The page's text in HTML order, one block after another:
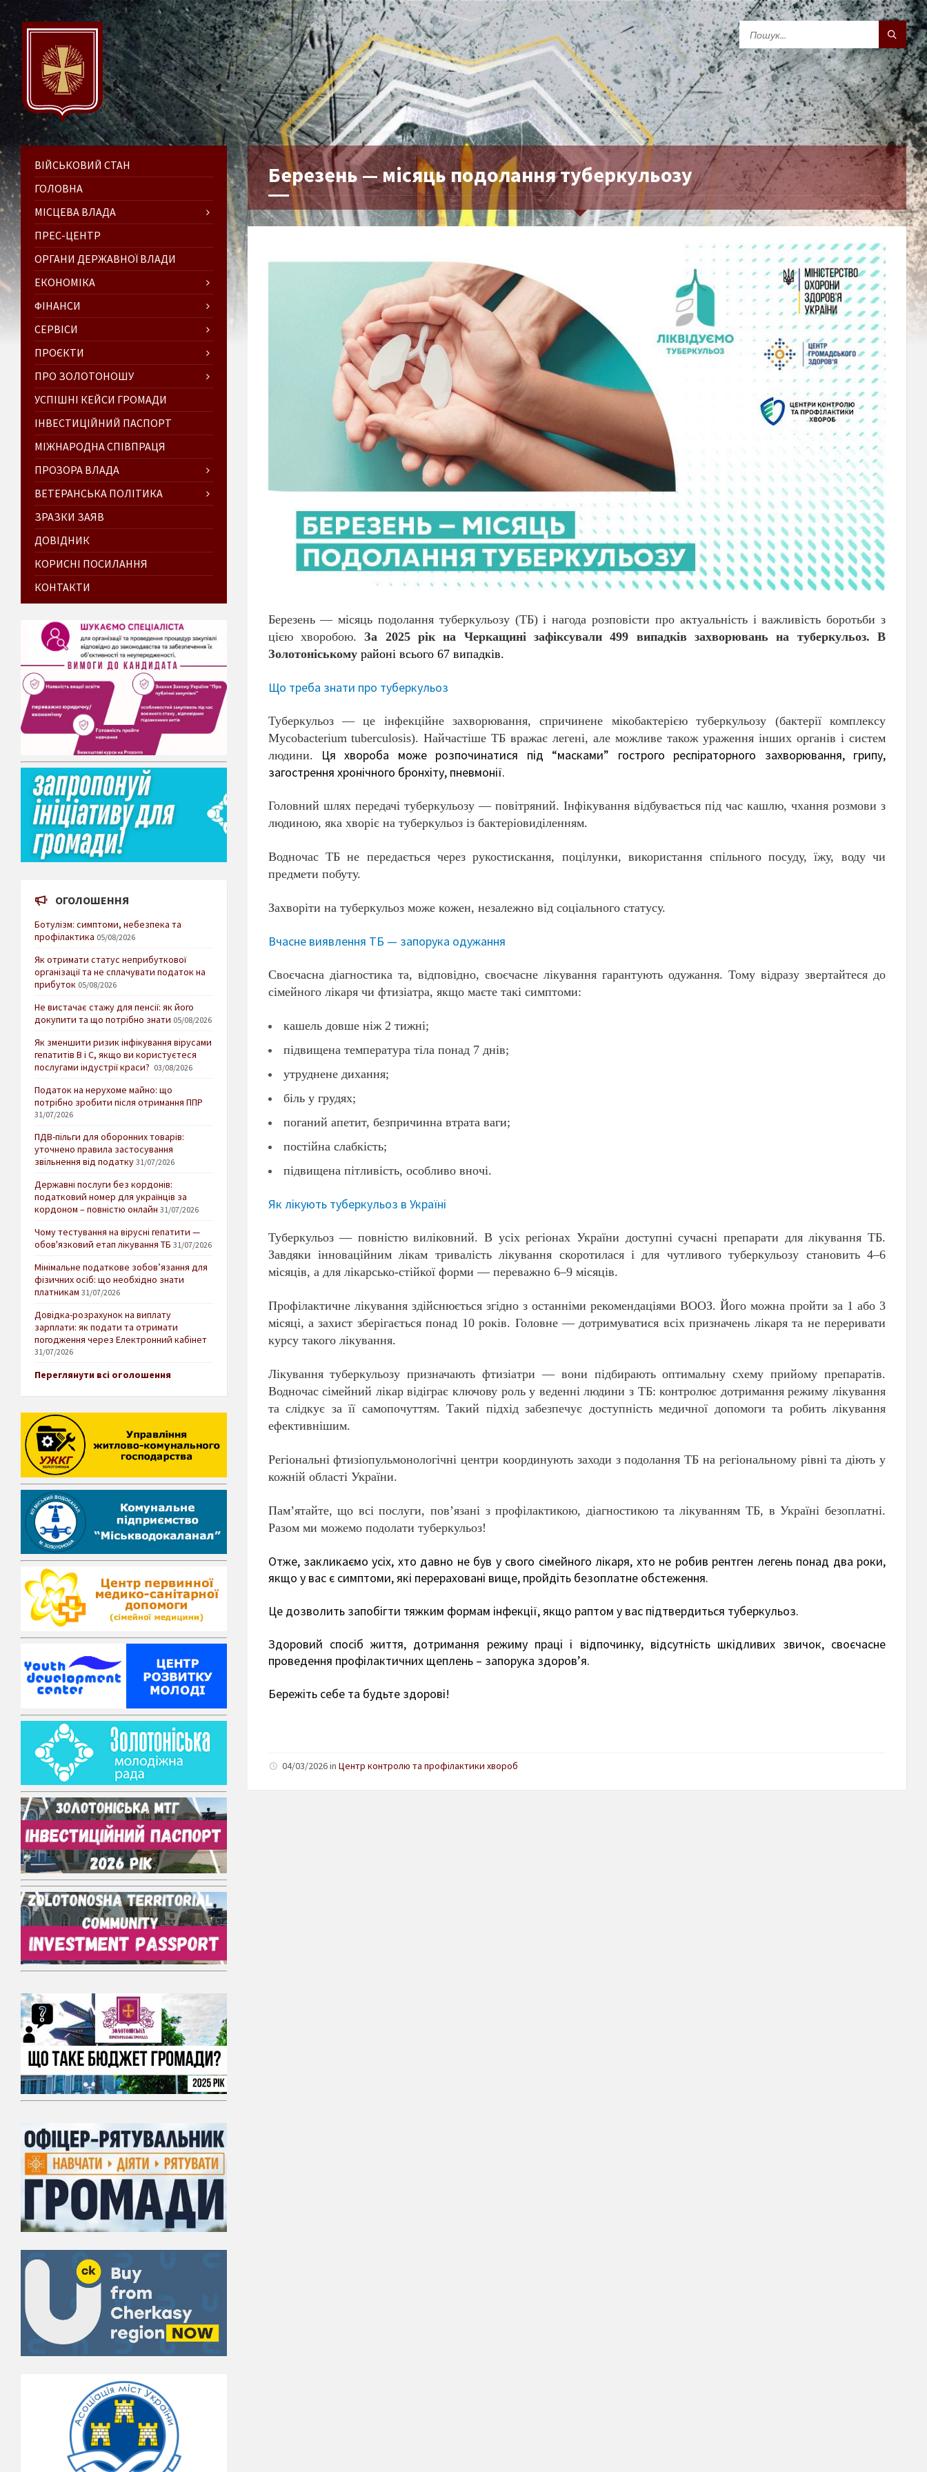
Березень — місяць подолання туберкульозу
Березень — місяць подолання туберкульозу (ТБ) і нагода розповісти про актуальність і важливість боротьби з
цією хворобою.За 2025 рік на Черкащині зафіксували 499 випадків захворювань на туберкульоз. В
Золотоніському районі всього 67 випадків.
Що треба знати про туберкульоз
Туберкульоз — це інфекційне захворювання, спричинене мікобактерією туберкульозу (бактерії комплексу
Mycobacterium tuberculosis). Найчастіше ТБ вражає легені, але можливе також ураження інших органів і систем
людини. Ця хвороба може розпочинатися під “масками” гострого респіраторного захворювання, грипу,
загострення хронічного бронхіту, пневмонії.
Головний шлях передачі туберкульозу — повітряний. Інфікування відбувається під час кашлю, чхання розмови з
людиною, яка хворіє на туберкульоз із бактеріовиділенням.
Водночас ТБ не передається через рукостискання, поцілунки, використання спільного посуду, їжу, воду чи
предмети побуту.
Захворіти на туберкульоз може кожен, незалежно від соціального статусу.
Вчасне виявлення ТБ — запорука одужання
Своєчасна діагностика та, відповідно, своєчасне лікування гарантують одужання. Тому відразу звертайтеся до
сімейного лікаря чи фтизіатра, якщо маєте такі симптоми:
кашель довше ніж 2 тижні;
підвищена температура тіла понад 7 днів;
утруднене дихання;
біль у грудях;
поганий апетит, безпричинна втрата ваги;
постійна слабкість;
підвищена пітливість, особливо вночі.
Як лікують туберкульоз в Україні
Туберкульоз — повністю виліковний. В усіх регіонах України доступні сучасні препарати для лікування ТБ.
Завдяки інноваційним лікам тривалість лікування скоротилася і для чутливого туберкульозу становить 4–6
місяців, а для лікарсько-стійкої форми — переважно 6–9 місяців.
Профілактичне лікування здійснюється згідно з останніми рекомендаціями ВООЗ. Його можна пройти за 1 або 3
місяці, а захист зберігається понад 10 років. Головне — дотримуватися всіх призначень лікаря та не переривати
курсу такого лікування.
Лікування туберкульозу призначають фтизіатри — вони підбирають оптимальну схему прийому препаратів.
Водночас сімейний лікар відіграє ключову роль у веденні людини з ТБ: контролює дотримання режиму лікування
та слідкує за її самопочуттям. Такий підхід забезпечує доступність медичної допомоги та робить лікування
ефективнішим.
Регіональні фтизіопульмонологічні центри координують заходи з подолання ТБ на регіональному рівні та діють у
кожній області України.
Пам’ятайте, що всі послуги, пов’язані з профілактикою, діагностикою та лікуванням ТБ, в Україні безоплатні.
Разом ми можемо подолати туберкульоз!
Отже, закликаємо усіх, хто давно не був у свого сімейного лікаря, хто не робив рентген легень понад два роки,
якщо у вас є симптоми, які перераховані вище, пройдіть безоплатне обстеження.
Це дозволить запобігти тяжким формам інфекції, якщо раптом у вас підтвердиться туберкульоз.
Здоровий спосіб життя, дотримання режиму праці і відпочинку, відсутність шкідливих звичок, своєчасне
проведення профілактичних щеплень – запорука здоров’я.
Бережіть себе та будьте здорові!
04/03/2026 in Центр контролю та профілактики хвороб
ВІЙСЬКОВИЙ СТАН
ГОЛОВНА
МІСЦЕВА ВЛАДА
ПРЕС-ЦЕНТР
ОРГАНИ ДЕРЖАВНОЇ ВЛАДИ
ЕКОНОМІКА
ФІНАНСИ
СЕРВІСИ
ПРОЄКТИ
ПРО ЗОЛОТОНОШУ
УСПІШНІ КЕЙСИ ГРОМАДИ
ІНВЕСТИЦІЙНИЙ ПАСПОРТ
МІЖНАРОДНА СПІВПРАЦЯ
ПРОЗОРА ВЛАДА
ВЕТЕРАНСЬКА ПОЛІТИКА
ЗРАЗКИ ЗАЯВ
ДОВІДНИК
КОРИСНІ ПОСИЛАННЯ
КОНТАКТИ
ОГОЛОШЕННЯ
Ботулізм: симптоми, небезпека та
профілактика 05/08/2026
Як отримати статус неприбуткової
організації та не сплачувати податок на
прибуток 05/08/2026
Не вистачає стажу для пенсії: як його
докупити та що потрібно знати 05/08/2026
Як зменшити ризик інфікування вірусами
гепатитів В і С, якщо ви користуєтеся
послугами індустрії краси? 03/08/2026
Податок на нерухоме майно: що
потрібно зробити після отримання ППР
31/07/2026
ПДВ-пільги для оборонних товарів:
уточнено правила застосування
звільнення від податку 31/07/2026
Державні послуги без кордонів:
податковий номер для українців за
кордоном – повністю онлайн 31/07/2026
Чому тестування на вірусні гепатити —
обов'язковий етап лікування ТБ 31/07/2026
Мінімальне податкове зобов’язання для
фізичних осіб: що необхідно знати
платникам 31/07/2026
Довідка-розрахунок на виплату
зарплати: як подати та отримати
погодження через Електронний кабінет
31/07/2026
Переглянути всі оголошення